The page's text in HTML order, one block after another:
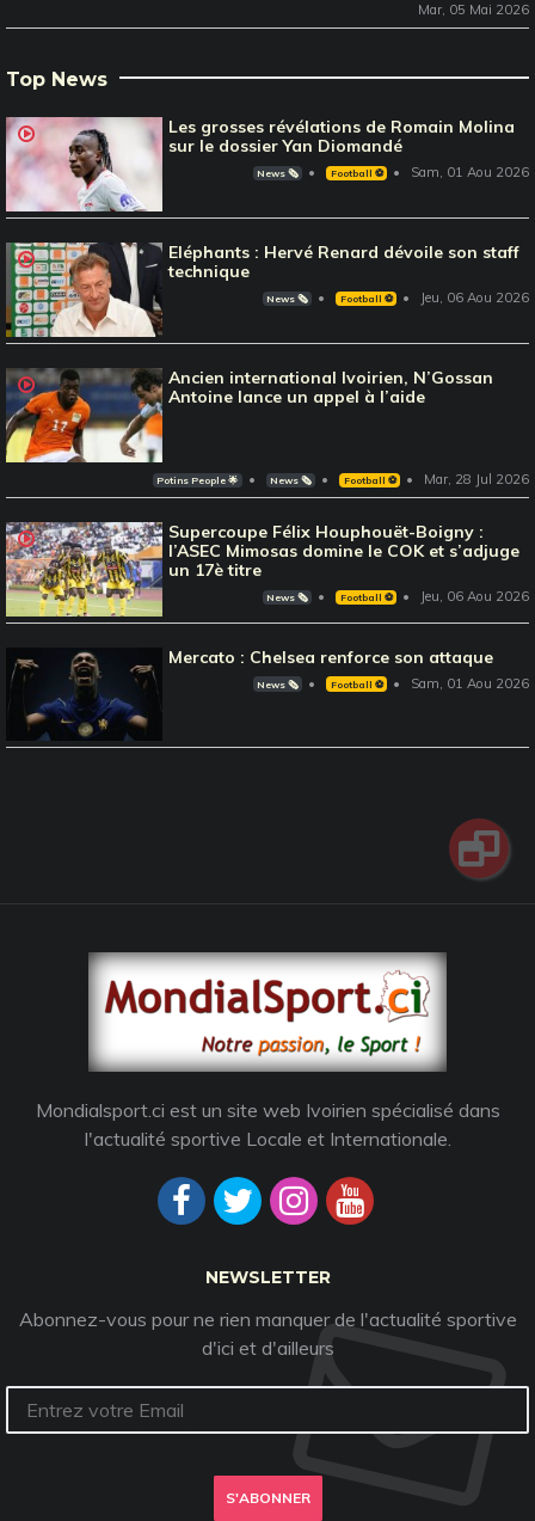
Mar, 05 Mai 2026
Top News
Les grosses révélations de Romain Molina
sur le dossier Yan Diomandé
News 🗞️ Football ⚽️ Sam, 01 Aou 2026
Eléphants : Hervé Renard dévoile son staff
technique
News 🗞️ Football ⚽️ Jeu, 06 Aou 2026
Ancien international Ivoirien, N’Gossan
Antoine lance un appel à l’aide
Potins People 🌟 News 🗞️ Football ⚽️ Mar, 28 Jul 2026
Supercoupe Félix Houphouët-Boigny :
l’ASEC Mimosas domine le COK et s’adjuge
un 17è titre
News 🗞️ Football ⚽️ Jeu, 06 Aou 2026
Mercato : Chelsea renforce son attaque
News 🗞️ Football ⚽️ Sam, 01 Aou 2026
Mondialsport.ci est un site web Ivoirien spécialisé dans
l'actualité sportive Locale et Internationale.
NEWSLETTER
Abonnez-vous pour ne rien manquer de l'actualité sportive
d'ici et d'ailleurs
S'ABONNER